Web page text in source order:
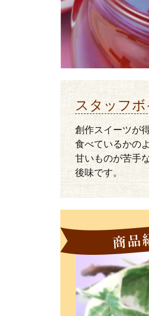
スタッフボ
創作スイーツが
食べているかの
甘いものが苦手
後味です。